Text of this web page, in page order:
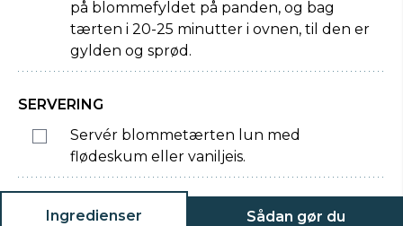
på blommefyldet på panden, og bag
tærten i 20-25 minutter i ovnen, til den er
gylden og sprød.
SERVERING
Servér blommetærten lun med
flødeskum eller vaniljeis.
Ingredienser Sådan gør du